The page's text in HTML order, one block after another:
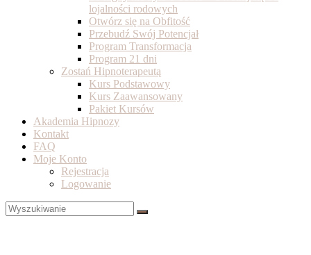
lojalności rodowych
Otwórz się na Obfitość
Przebudź Swój Potencjał
Program Transformacja
Program 21 dni
Zostań Hipnoterapeutą
Kurs Podstawowy
Kurs Zaawansowany
Pakiet Kursów
Akademia Hipnozy
Kontakt
FAQ
Moje Konto
Rejestracja
Logowanie